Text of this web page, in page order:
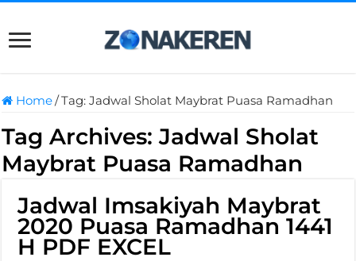
Home/Tag:Jadwal Sholat Maybrat Puasa Ramadhan
Tag Archives:Jadwal Sholat
Maybrat Puasa Ramadhan
Jadwal Imsakiyah Maybrat
2020 Puasa Ramadhan 1441
H PDF EXCEL